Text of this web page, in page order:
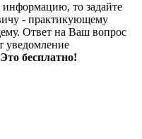
то задайте
- практикующему
Ответ на Ваш вопрос
уведомление
Это бесплатно!